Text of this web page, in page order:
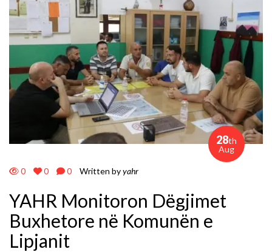
28th
Aug
0 0 0 Written byyahr
YAHR Monitoron Dëgjimet
Buxhetore në Komunën e
Lipjanit